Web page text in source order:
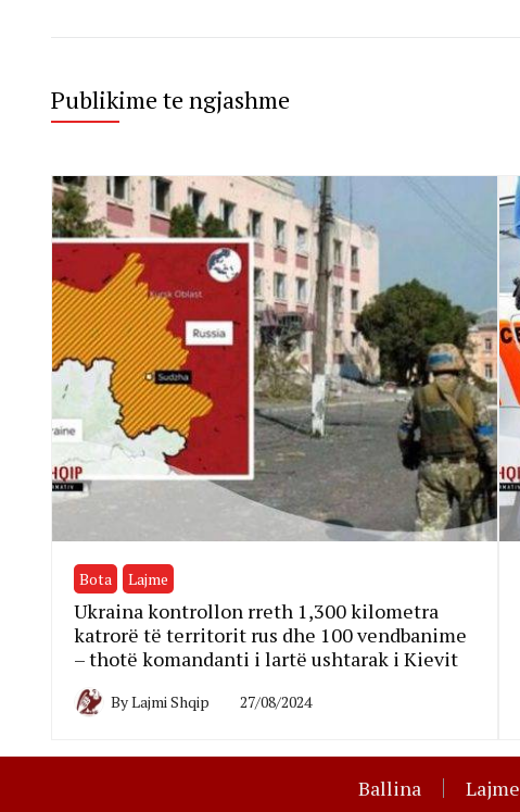
Publikime te ngjashme
Bota Lajme
Ukraina kontrollon rreth 1,300 kilometra
katrorë të territorit rus dhe 100 vendbanime
– thotë komandanti i lartë ushtarak i Kievit
ByLajmi Shqip 27/08/2024
Ballina Lajme